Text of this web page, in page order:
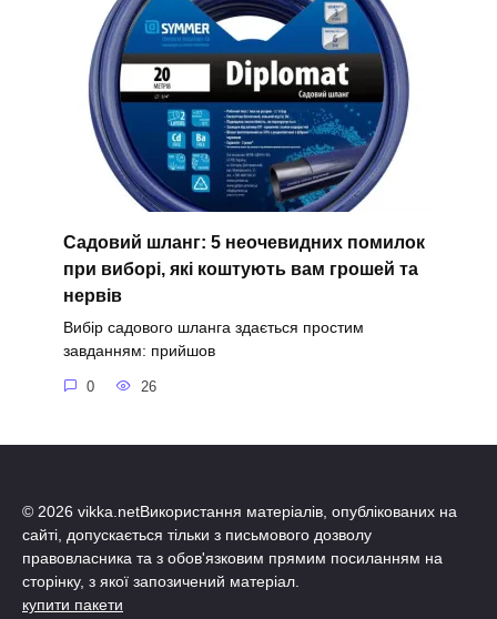
Садовий шланг: 5 неочевидних помилок
при виборі, які коштують вам грошей та
нервів
Вибір садового шланга здається простим
завданням: прийшов
0 26
© 2026 vikka.netВикористання матеріалів, опублікованих на
сайті, допускається тільки з письмового дозволу
правовласника та з обов'язковим прямим посиланням на
сторінку, з якої запозичений матеріал.
купити пакети